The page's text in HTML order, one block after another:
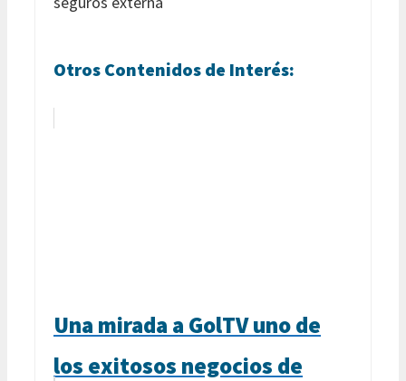
Otros Contenidos de Interés:
Una mirada a GolTV uno de
los exitosos negocios de